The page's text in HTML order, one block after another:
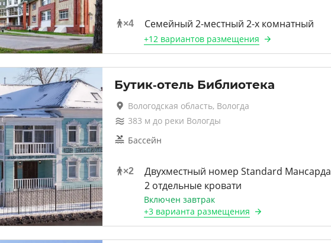
×4 Семейный 2-местный 2-х комнатный
+12 вариантовразмещения
Бутик-отель Библиотека
Вологодская область, Вологда
383 м до реки Вологды
Бассейн
×2
Двухместный номер Standard Мансарда
2 отдельные кровати
Включен завтрак
+3 варианта размещения